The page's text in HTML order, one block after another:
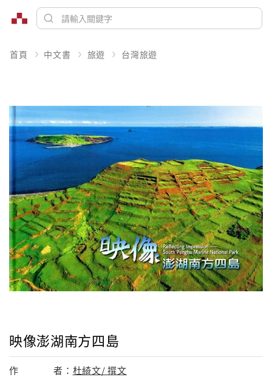
首頁 中文書 旅遊 台灣旅遊
映像澎湖南方四島
作 者： 杜綺文/ 撰文